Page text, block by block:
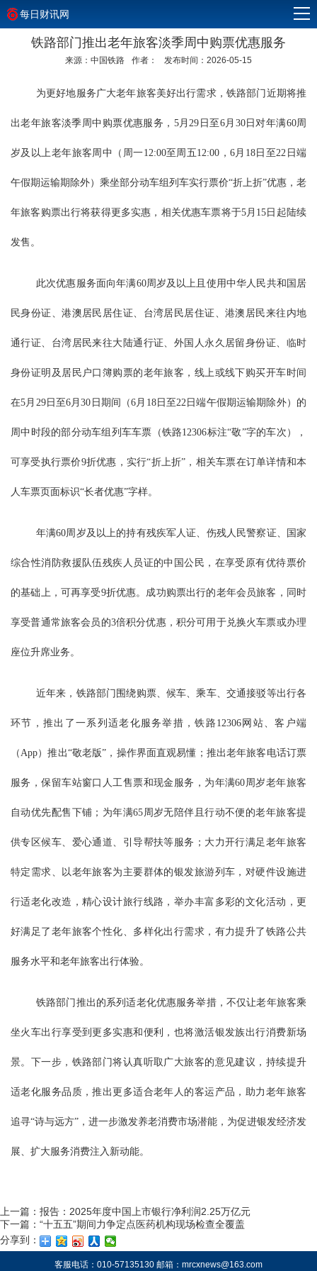
每日财讯网
铁路部门推出老年旅客淡季周中购票优惠服务
来源：中国铁路 作者： 发布时间：2026-05-15
为更好地服务广大老年旅客美好出行需求，铁路部门近期将推
出老年旅客淡季周中购票优惠服务，5月29日至6月30日对年满60周
岁及以上老年旅客周中（周一12:00至周五12:00，6月18日至22日端
午假期运输期除外）乘坐部分动车组列车实行票价“折上折”优惠，老
年旅客购票出行将获得更多实惠，相关优惠车票将于5月15日起陆续
发售。
此次优惠服务面向年满60周岁及以上且使用中华人民共和国居
民身份证、港澳居民居住证、台湾居民居住证、港澳居民来往内地
通行证、台湾居民来往大陆通行证、外国人永久居留身份证、临时
身份证明及居民户口簿购票的老年旅客，线上或线下购买开车时间
在5月29日至6月30日期间（6月18日至22日端午假期运输期除外）的
周中时段的部分动车组列车车票（铁路12306标注“敬”字的车次），
可享受执行票价9折优惠，实行“折上折”，相关车票在订单详情和本
人车票页面标识“长者优惠”字样。
年满60周岁及以上的持有残疾军人证、伤残人民警察证、国家
综合性消防救援队伍残疾人员证的中国公民，在享受原有优待票价
的基础上，可再享受9折优惠。成功购票出行的老年会员旅客，同时
享受普通常旅客会员的3倍积分优惠，积分可用于兑换火车票或办理
座位升席业务。
近年来，铁路部门围绕购票、候车、乘车、交通接驳等出行各
环节，推出了一系列适老化服务举措，铁路12306网站、客户端
（App）推出“敬老版”，操作界面直观易懂；推出老年旅客电话订票
服务，保留车站窗口人工售票和现金服务，为年满60周岁老年旅客
自动优先配售下铺；为年满65周岁无陪伴且行动不便的老年旅客提
供专区候车、爱心通道、引导帮扶等服务；大力开行满足老年旅客
特定需求、以老年旅客为主要群体的银发旅游列车，对硬件设施进
行适老化改造，精心设计旅行线路，举办丰富多彩的文化活动，更
好满足了老年旅客个性化、多样化出行需求，有力提升了铁路公共
服务水平和老年旅客出行体验。
铁路部门推出的系列适老化优惠服务举措，不仅让老年旅客乘
坐火车出行享受到更多实惠和便利，也将激活银发族出行消费新场
景。下一步，铁路部门将认真听取广大旅客的意见建议，持续提升
适老化服务品质，推出更多适合老年人的客运产品，助力老年旅客
追寻“诗与远方”，进一步激发养老消费市场潜能，为促进银发经济发
展、扩大服务消费注入新动能。
上一篇： 报告：2025年度中国上市银行净利润2.25万亿元
下一篇： “十五五”期间力争定点医药机构现场检查全覆盖
分享到：
客服电话：010-57135130 邮箱：mrcxnews@163.com